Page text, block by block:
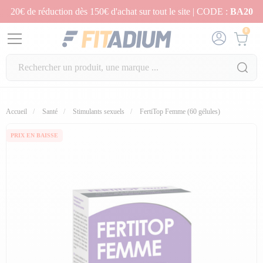
20€ de réduction dès 150€ d'achat sur tout le site | CODE : BA20
0
Accueil Santé Stimulants sexuels FertiTop Femme (60 gélules)
PRIX EN BAISSE